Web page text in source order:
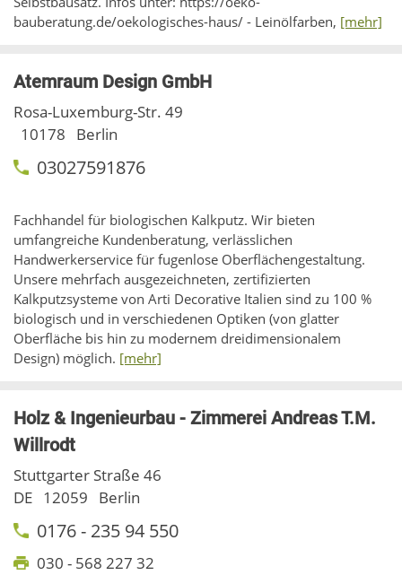
bauberatung.de/oekologisches-haus/ - Leinölfarben, [mehr]
Atemraum Design GmbH
Rosa-Luxemburg-Str. 49
10178
Berlin
03027591876
Fachhandel für biologischen Kalkputz. Wir bieten
umfangreiche Kundenberatung, verlässlichen
Handwerkerservice für fugenlose Oberflächengestaltung.
Unsere mehrfach ausgezeichneten, zertifizierten
Kalkputzsysteme von Arti Decorative Italien sind zu 100 %
biologisch und in verschiedenen Optiken (von glatter
Oberfläche bis hin zu modernem dreidimensionalem
Design) möglich. [mehr]
Holz & Ingenieurbau - Zimmerei Andreas T.M.
Willrodt
Stuttgarter Straße 46
DE 12059 Berlin
0176 - 235 94 550
030 - 568 227 32